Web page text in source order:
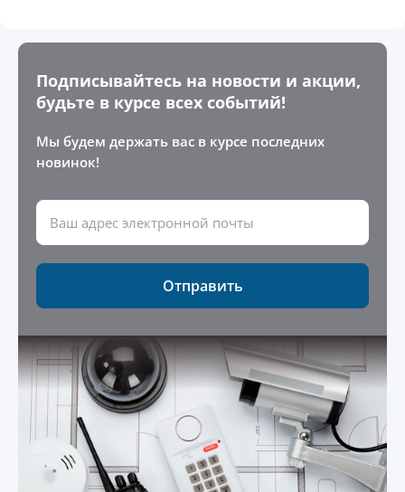
Подписывайтесь на новости и акции,
будьте в курсе всех событий!
Мы будем держать вас в курсе последних
новинок!
Отправить